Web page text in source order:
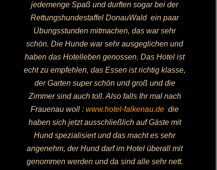
jedemenge Spaß und durften sogar bei der
Rettungshundestaffel DonauWald ein paar
Übungsstunden mitmachen, das war sehr
schön. Die Hunde war sehr ausgeglichen und
haben das Hotelleben genossen.Das Hotel ist
echt zu empfehlen, das Essen ist richtig klasse,
der Garten super schön und groß und die
Zimmer sind auch toll. Also falls Ihr mal nach
Frauenau woll :www.hotel-falkenau.de die
haben sich jetzt ausschließlich auf Gäste mit
Hund spezialisiert und das macht es sehr
angenehm, der Hund darf im Hotel überall mit
genommen werden und da sind alle sehr nett.